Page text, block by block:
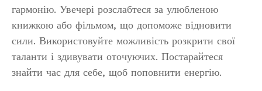
гармонію. Увечері розслабтеся за улюбленою
книжкою або фільмом, що допоможе відновити
сили. Використовуйте можливість розкрити свої
таланти і здивувати оточуючих. Постарайтеся
знайти час для себе, щоб поповнити енергію.